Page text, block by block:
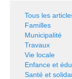
Tous les
Familles
Municipalité
Travaux
Vie locale
Enfance et
Santé et